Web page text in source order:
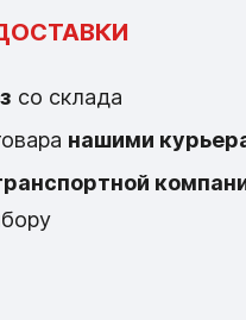
со склада
нашими